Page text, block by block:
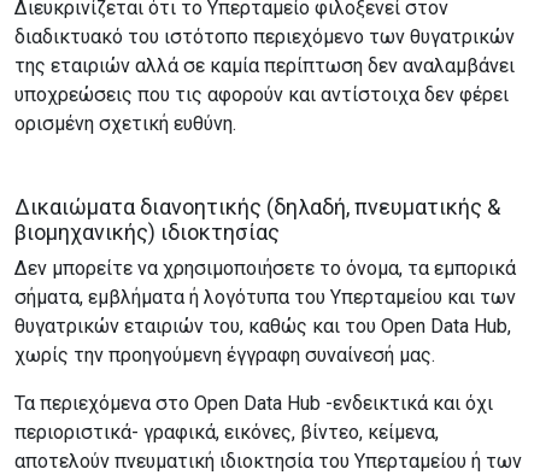
Διευκρινίζεται ότι το Υπερταμείο φιλοξενεί στον
διαδικτυακό του ιστότοπο περιεχόμενο των θυγατρικών
της εταιριών αλλά σε καμία περίπτωση δεν αναλαμβάνει
υποχρεώσεις που τις αφορούν και αντίστοιχα δεν φέρει
ορισμένη σχετική ευθύνη.
Δικαιώματα διανοητικής (δηλαδή, πνευματικής &
βιομηχανικής) ιδιοκτησίας
Δεν μπορείτε να χρησιμοποιήσετε το όνομα, τα εμπορικά
σήματα, εμβλήματα ή λογότυπα του Υπερταμείου και των
θυγατρικών εταιριών του, καθώς και του Open Data Hub,
χωρίς την προηγούμενη έγγραφη συναίνεσή μας.
Τα περιεχόμενα στο Open Data Hub -ενδεικτικά και όχι
περιοριστικά- γραφικά, εικόνες, βίντεο, κείμενα,
αποτελούν πνευματική ιδιοκτησία του Υπερταμείου ή των